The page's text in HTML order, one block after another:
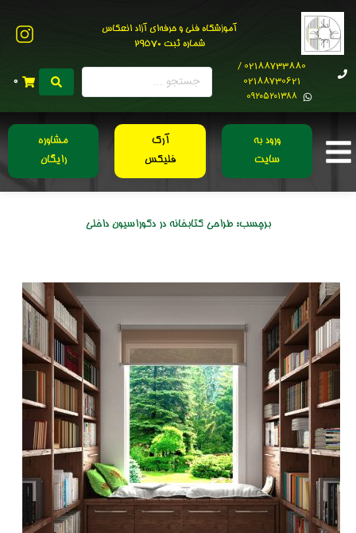
آموزشگاه فنی و حرفه‌ای آزاد انعکاس
شماره ثبت 29570
02188733880 /
02188730621
0۹۲۰۵۲۰۱۳۸۸
0
ورود به
سایت
آرک
فلیکس
مشاوره
رایگان
برچسب:طراحی کتابخانه در دکوراسیون داخلی